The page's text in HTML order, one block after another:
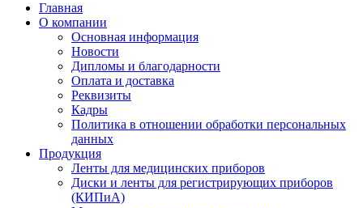
Главная
О компании
Основная информация
Новости
Дипломы и благодарности
Оплата и доставка
Реквизиты
Кадры
Политика в отношении обработки персональных
данных
Продукция
Ленты для медицинских приборов
Диски и ленты для регистрирующих приборов
(КИПиА)